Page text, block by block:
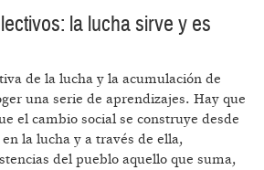
la lucha sirve y es
de la lucha y la acumulación de
una serie de aprendizajes. Hay que
el cambio social se construye desde
la lucha y a través de ella,
del pueblo aquello que suma,